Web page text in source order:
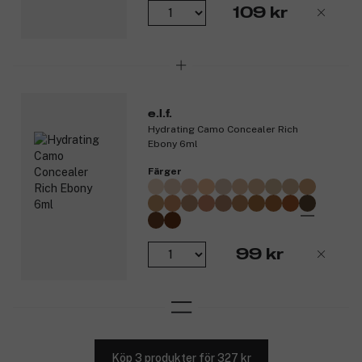
109 kr
e.l.f.
Hydrating Camo Concealer Rich
Ebony 6ml
Färger
99 kr
Köp 3 produkter för 327 kr